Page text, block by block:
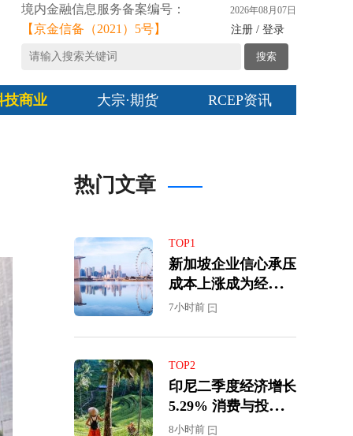
境内金融信息服务备案编号：
【京金信备（2021）5号】
2026年08月07日
注册 / 登录
搜索
技商业 大宗·期货 RCEP资讯
热门文章
TOP1
新加坡企业信心承压
成本上涨成为经营最
大挑战
7小时前
TOP2
印尼二季度经济增长
5.29% 消费与投资
继续支撑经济韧性
8小时前